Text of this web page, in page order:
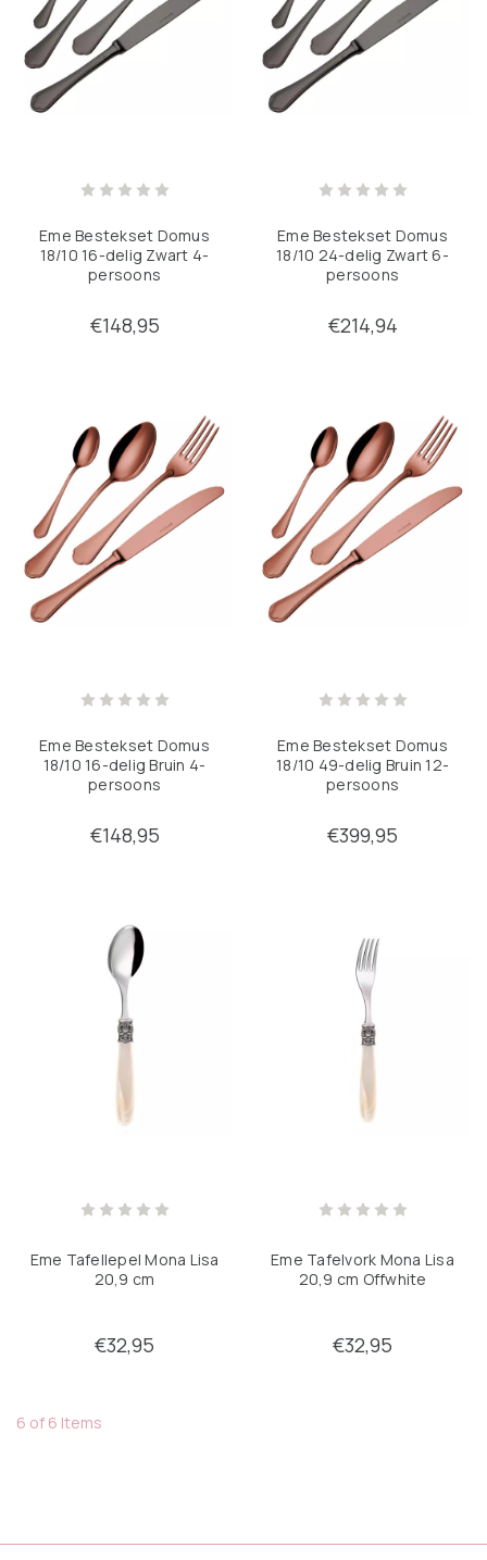
Keukengerei
Pannen
Eme Bestekset Domus
18/10 16-delig Zwart 4-
persoons
€148,95
Eme Bestekset Domus
18/10 24-delig Zwart 6-
persoons
€214,94
Eme Bestekset Domus
18/10 16-delig Bruin 4-
persoons
€148,95
Eme Bestekset Domus
18/10 49-delig Bruin 12-
persoons
€399,95
Eme Tafellepel Mona Lisa
20,9 cm
€32,95
Eme Tafelvork Mona Lisa
20,9 cm Offwhite
€32,95
6 of 6 Items